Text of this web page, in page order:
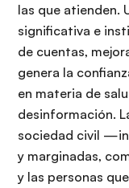
las que atienden.
significativa e
de cuentas,
genera la
en materia de
desinformación.
sociedad civil
y marginadas,
y las personas